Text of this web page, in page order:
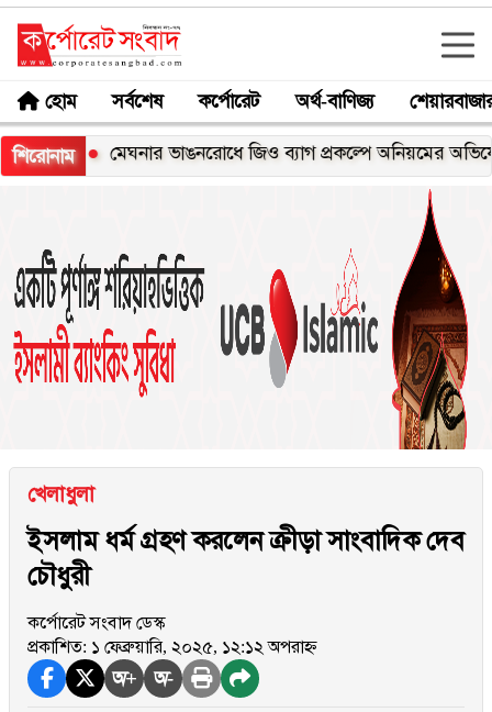
হোম সর্বশেষ কর্পোরেট অর্থ-বাণিজ্য
শিরোনামমেঘনার ভাঙনরোধে জিও ব্যাগ প্রকল্পে অনিয়মের অভিযোগ,
খেলাধুলা
ইসলাম ধর্ম গ্রহণ করলেন ক্রীড়া সাংবাদিক দেব
চৌধুরী
কর্পোরেট সংবাদ ডেস্ক
প্রকাশিত: ১ ফেব্রুয়ারি, ২০২৫, ১২:১২ অপরাহ্ন
অ+ অ-